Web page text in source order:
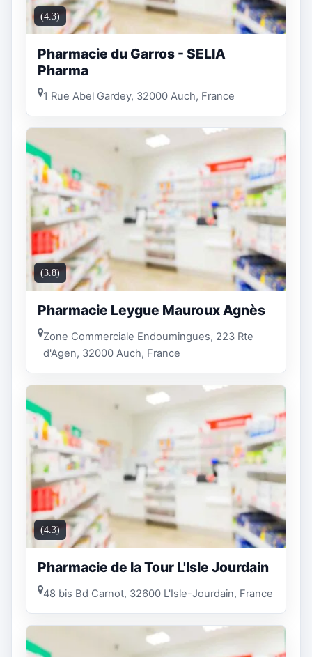
(4.3)
Pharmacie du Garros - SELIA
Pharma
1 Rue Abel Gardey, 32000 Auch, France
(3.8)
Pharmacie Leygue Mauroux Agnès
Zone Commerciale Endoumingues, 223 Rte
d'Agen, 32000 Auch, France
(4.3)
Pharmacie de la Tour L'Isle Jourdain
48 bis Bd Carnot, 32600 L'Isle-Jourdain, France